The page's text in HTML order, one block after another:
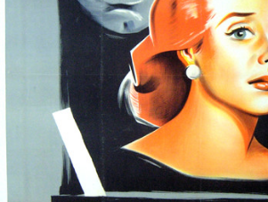
Vendre